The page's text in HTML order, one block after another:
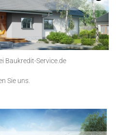
Baukredit-Service.de
Sie uns.